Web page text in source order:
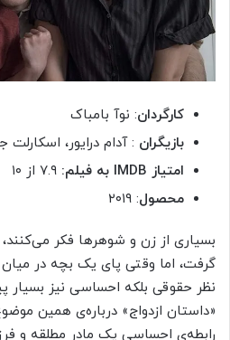
کارگردان: نوآ بامباک
بازیگران : آدام درایور،
امتیاز IMDB به فیلم:
محصول: ۲۰۱۹
بسیاری از زن و شوهرها فکر
گرفت، اما وقتی پای یک بچه در میان
نظر حقوقی بلکه احساسی نیز بسیار
«داستان ازدواج» درباره‌ی همین
رابطه‌ی احساسی یک مادر مطلقه و